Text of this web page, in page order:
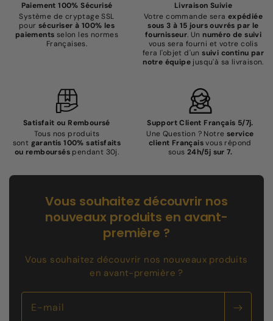
Paiement 100% Sécurisé
Système de cryptage SSL
pour sécuriser à 100% les
paiements selon les normes
Françaises.
Livraison Suivie
Votre commande sera expédiée
sous 3 à 15 jours ouvrés par le
fournisseur. Un numéro de suivi
vous sera fourni et votre colis
fera l'objet d'unsuivi continu par
notre équipe jusqu'à sa livraison.
Satisfait ou Remboursé
Tous nos produits
sont garantis 100% satisfaits
ou remboursés pendant 30j.
Support Client Français 5/7j.
Une Question ? Notre service
client Françaisvous répond
sous 24h/5j sur 7.
Vous souhaitez découvrir nos
nouveaux produits en avant-
première ?
Vous souhaitez découvrir nos nouveaux produits
en avant-première ?
E-mail